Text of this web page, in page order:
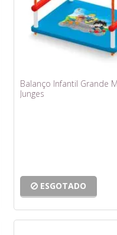
Balanço Infantil Grande
Junges
ESGOTADO